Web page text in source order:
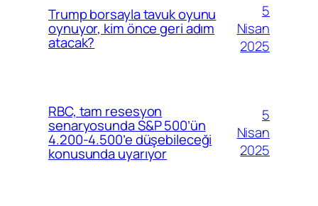
Trump borsayla tavuk oyunu
oynuyor, kim önce geri adım
atacak?
5
Nisan
2025
RBC, tam resesyon
senaryosunda S&P 500’ün
4.200-4.500’e düşebileceği
konusunda uyarıyor
5
Nisan
2025